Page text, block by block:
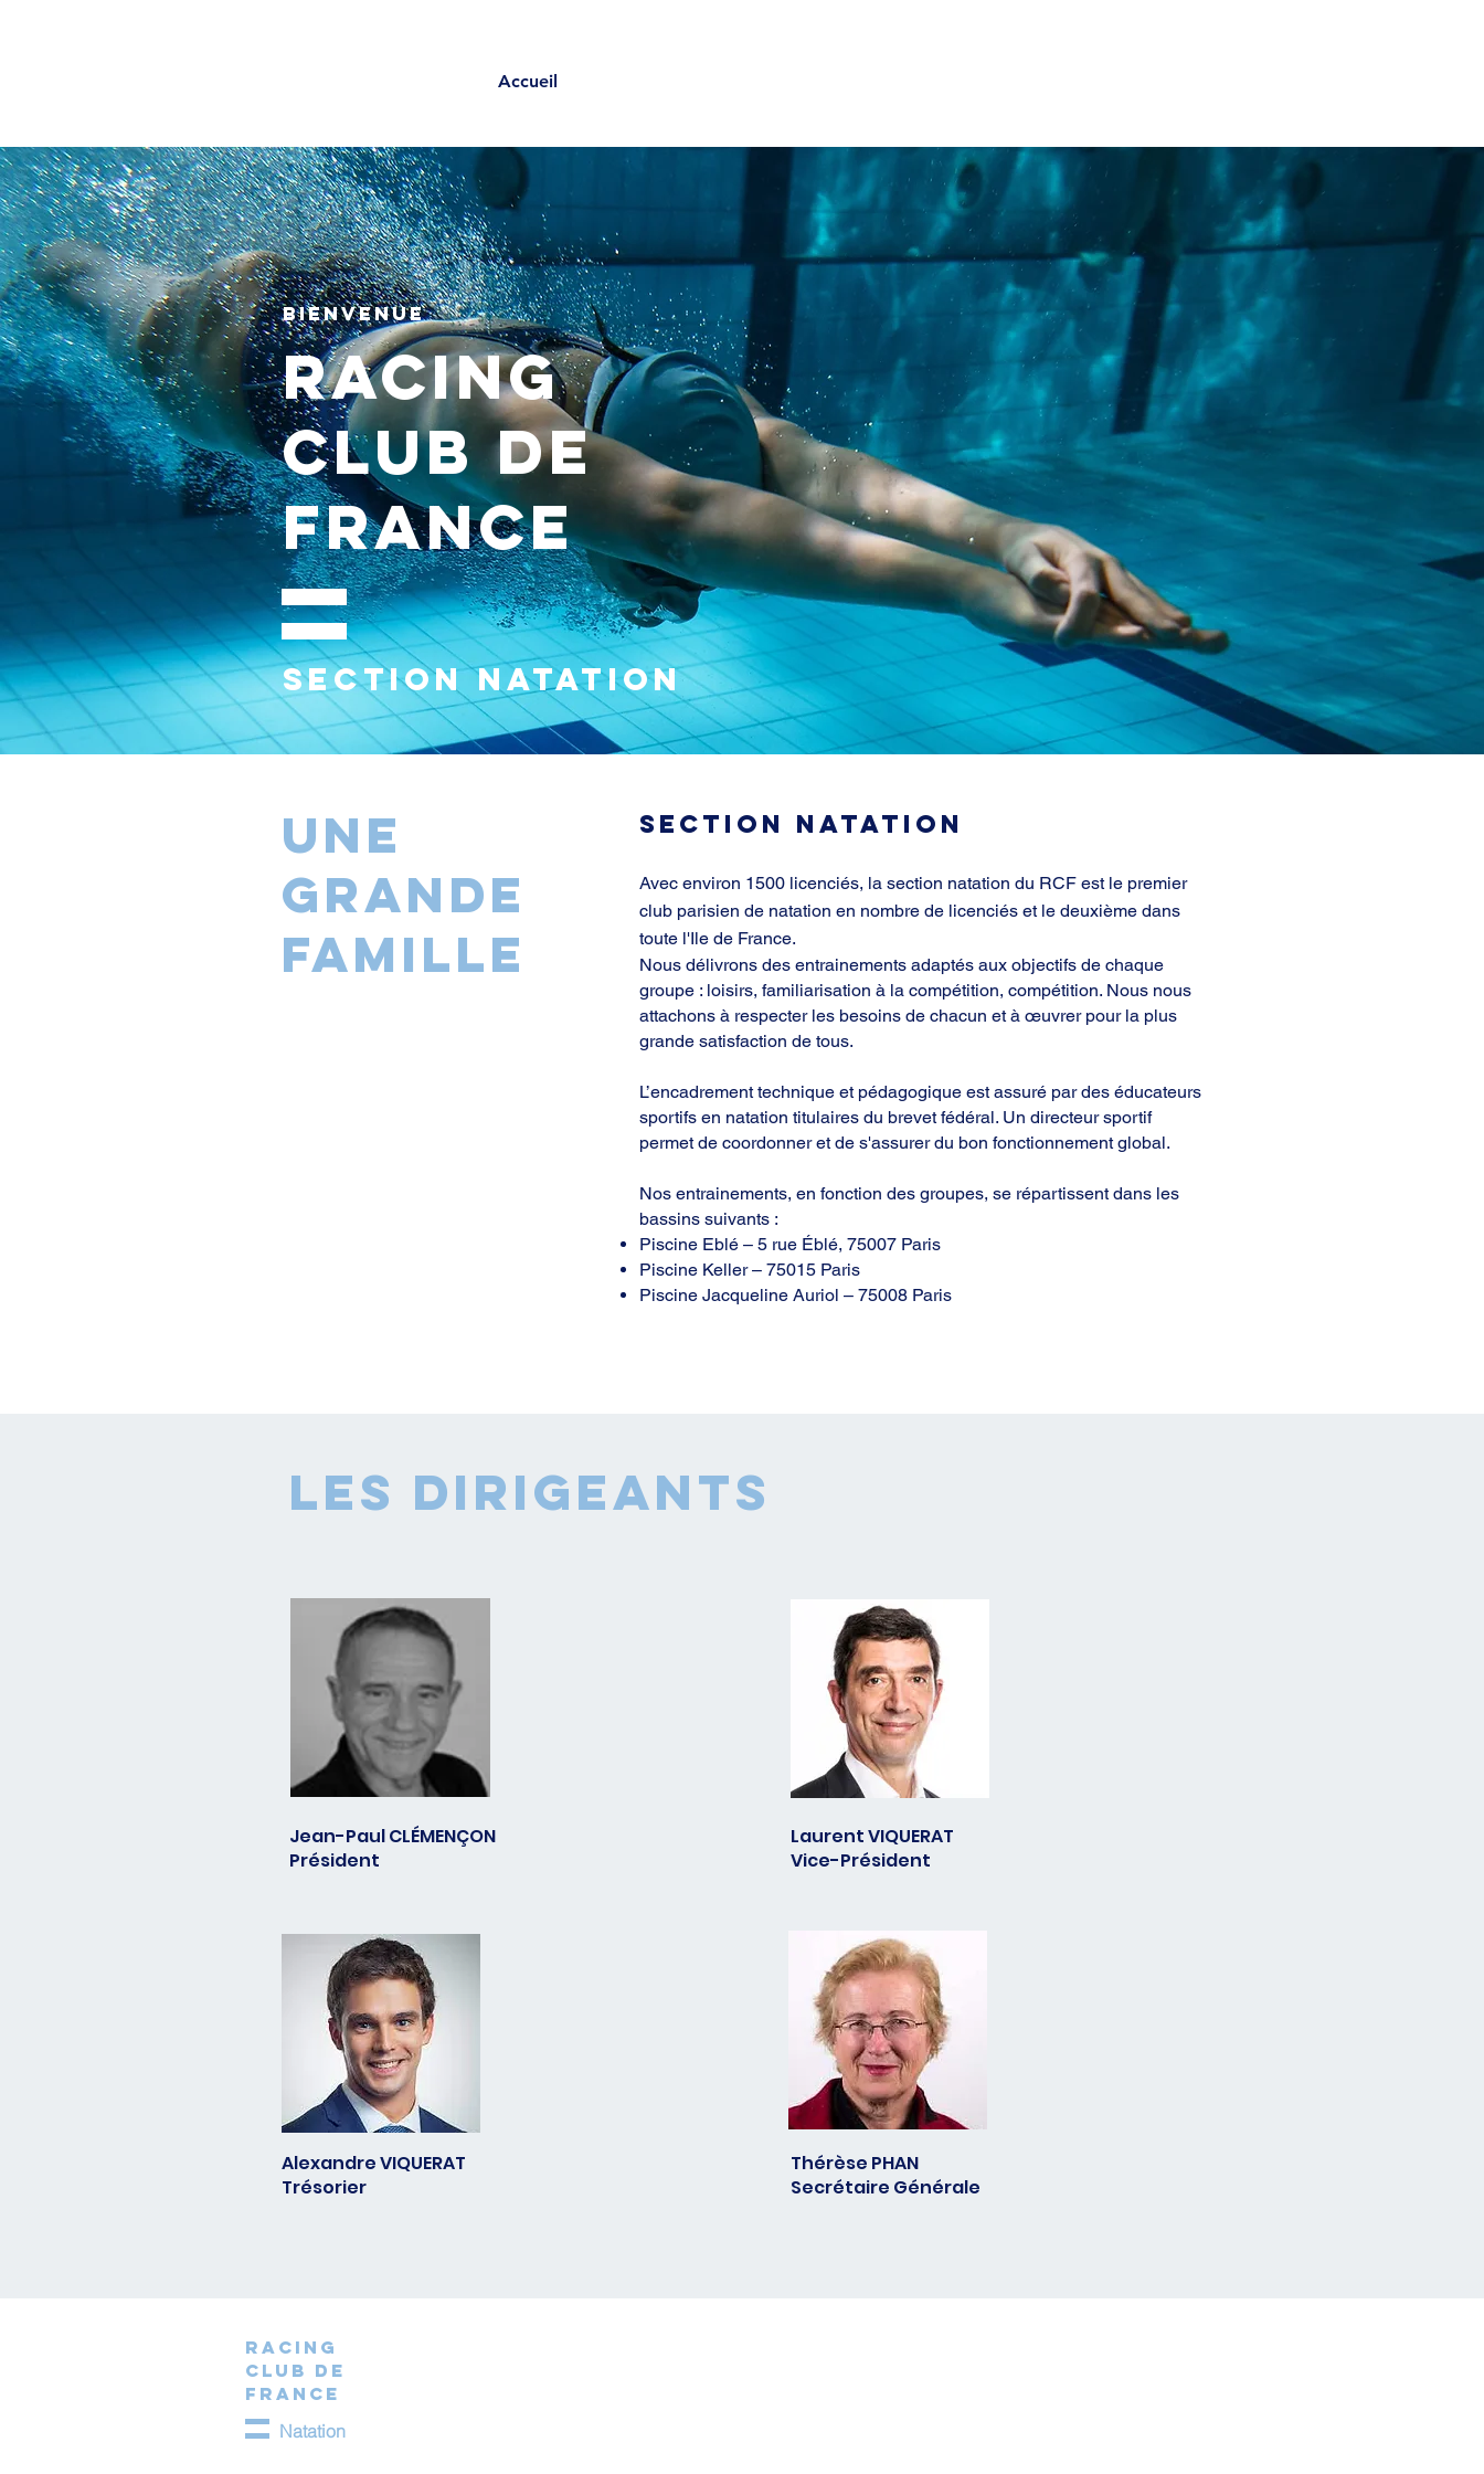
Accueil
bienvenue
RACING
CLUB DE
France
Section natation
une
grande
famille
section natation
Avec environ 1500 licenciés, la section natation du RCF est le premier
club parisien de natation en nombre de licenciés et le deuxième dans
toute l'Ile de France.
Nous délivrons des entrainements adaptés aux objectifs de chaque
groupe : loisirs, familiarisation à la compétition, compétition. Nous nous
attachons à respecter les besoins de chacun et à œuvrer pour la plus
grande satisfaction de tous.
L’encadrement technique et pédagogique est assuré par des éducateurs
sportifs en natation titulaires du brevet fédéral. Un directeur sportif
permet de coordonner et de s'assurer du bon fonctionnement global.
Nos entrainements, en fonction des groupes, se répartissent dans les
bassins suivants :
Piscine Eblé – 5 rue Éblé, 75007 Paris
Piscine Keller – 75015 Paris
Piscine Jacqueline Auriol – 75008 Paris
Les Dirigeants
Jean-Paul CLÉMENÇON
Président
Alexandre VIQUERAT
Trésorier
Laurent VIQUERAT
Vice-Président
Thérèse PHAN
Secrétaire Générale
RACING
CLUB DE
FRANCE
Natation